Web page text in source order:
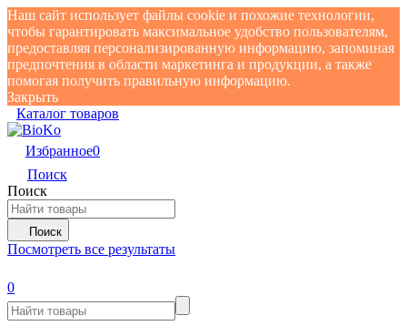
Наш сайт использует файлы cookie и похожие технологии,
чтобы гарантировать максимальное удобство пользователям,
предоставляя персонализированную информацию, запоминая
предпочтения в области маркетинга и продукции, а также
помогая получить правильную информацию.
Закрыть
Каталог товаров
Избранное0
Поиск
Поиск
Поиск
Посмотреть все результаты
0